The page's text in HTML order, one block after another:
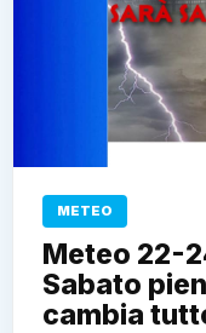
METEO
Meteo 22-
Sabato
cambia